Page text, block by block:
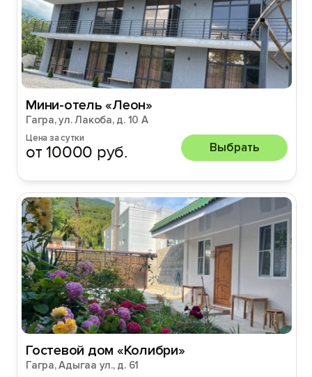
Мини-отель «Леон»
Гагра, ул. Лакоба, д. 10 А
Цена за сутки
от 10000 руб. Выбрать
Гостевой дом «Колибри»
Гагра, Адыгаа ул., д. 61